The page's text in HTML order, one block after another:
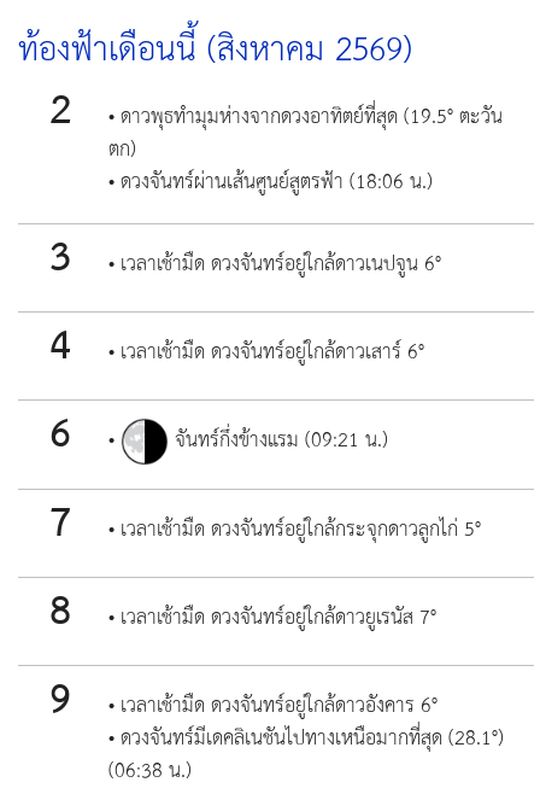
ท้องฟ้าเดือนนี้ (สิงหาคม 2569)
2
• ดาวพุธทำมุมห่างจากดวงอาทิตย์ที่สุด (19.5° ตะวัน
ตก)
• ดวงจันทร์ผ่านเส้นศูนย์สูตรฟ้า (18:06 น.)
3 • เวลาเช้ามืด ดวงจันทร์อยู่ใกล้ดาวเนปจูน 6°
4 • เวลาเช้ามืด ดวงจันทร์อยู่ใกล้ดาวเสาร์ 6°
6 • จันทร์กึ่งข้างแรม (09:21 น.)
7 • เวลาเช้ามืด ดวงจันทร์อยู่ใกล้กระจุกดาวลูกไก่ 5°
8 • เวลาเช้ามืด ดวงจันทร์อยู่ใกล้ดาวยูเรนัส 7°
9
• เวลาเช้ามืด ดวงจันทร์อยู่ใกล้ดาวอังคาร 6°
• ดวงจันทร์มีเดคลิเนชันไปทางเหนือมากที่สุด (28.1°)
(06:38 น.)